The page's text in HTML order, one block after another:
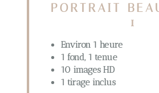
PORTRAIT
1
Environ 1 heure
1 fond, 1 tenue
10 images HD
1 tirage inclus